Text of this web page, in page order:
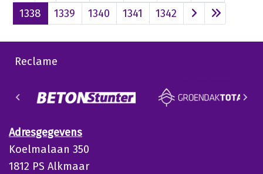
1338
1339 1340 1341 1342
Reclame
Adresgegevens
Koelmalaan 350
1812 PS Alkmaar